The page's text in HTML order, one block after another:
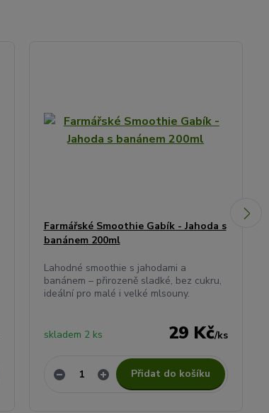
Farmářské Smoothie Gabík - Jahoda s
banánem 200ml
Lahodné smoothie s jahodami a
banánem – přirozeně sladké, bez cukru,
ideální pro malé i velké mlsouny.
29 Kč/ks
skladem 2 ks
Přidat do košíku